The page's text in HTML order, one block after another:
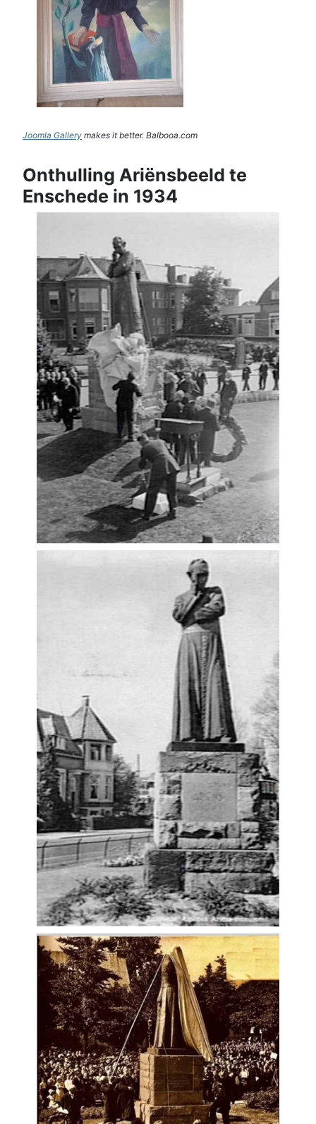
Joomla Gallery makes it better. Balbooa.com
Onthulling Ariënsbeeld te
Enschede in 1934